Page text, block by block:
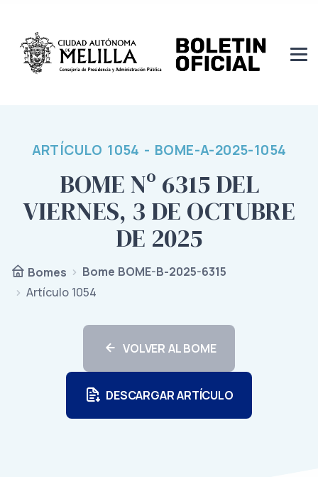
ARTÍCULO 1054 - BOME-A-2025-1054
BOME Nº 6315 DEL
VIERNES, 3 DE OCTUBRE
DE 2025
Bomes
Bome BOME-B-2025-6315
Artículo 1054
VOLVER AL BOME
DESCARGAR ARTÍCULO